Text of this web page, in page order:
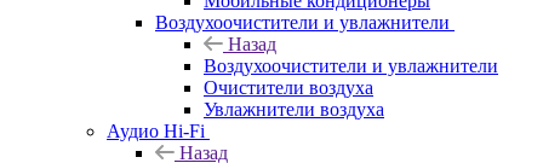
Воздухоочистители и увлажнители
Назад
Воздухоочистители и увлажнители
Очистители воздуха
Увлажнители воздуха
Аудио Hi-Fi
Назад